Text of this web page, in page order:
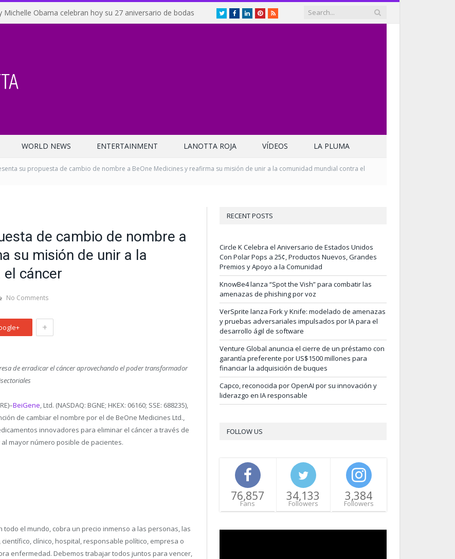
Michelle Obama celebran hoy su 27 aniversario de bodas TwitterFacebookLinkedInPinterest
RSS
WORLD NEWS ENTERTAINMENT LANOTTA ROJA VÍDEOS LA PLUMA
su propuesta de cambio de nombre a BeOne Medicines y reafirma su misión de unir a la comunidad mundial contra el
de cambio de nombre a
su misión de unir a la
cáncer
No Comments
+
de erradicar el cáncer aprovechando el poder transformador
BeiGene, Ltd. (NASDAQ: BGNE; HKEX: 06160; SSE: 688235),
de cambiar el nombre por el de BeOne Medicines Ltd.,
innovadores para eliminar el cáncer a través de
mayor número posible de pacientes.
todo el mundo, cobra un precio inmenso a las personas, las
clínico, hospital, responsable político, empresa o
enfermedad. Debemos trabajar todos juntos para vencer,
RECENT POSTS
Circle K Celebra el Aniversario de Estados Unidos
Con Polar Pops a 25¢, Productos Nuevos, Grandes
Premios y Apoyo a la Comunidad
KnowBe4 lanza “Spot the Vish” para combatir las
amenazas de phishing por voz
VerSprite lanza Fork y Knife: modelado de amenazas
y pruebas adversariales impulsados por IA para el
desarrollo ágil de software
Venture Global anuncia el cierre de un préstamo con
garantía preferente por US$1500 millones para
financiar la adquisición de buques
Capco, reconocida por OpenAI por su innovación y
liderazgo en IA responsable
FOLLOW US
76,857
Fans
34,133
Followers
3,384
Followers